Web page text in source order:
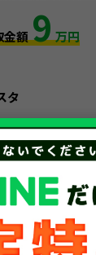
金額9万円
タ
/2013年